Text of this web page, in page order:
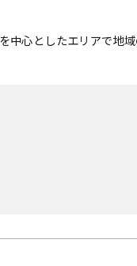
中心としたエリアで地